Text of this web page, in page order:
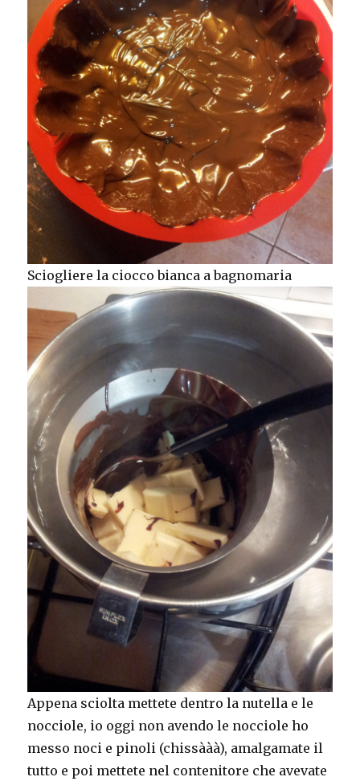
Sciogliere la ciocco bianca a bagnomaria
Appena sciolta mettete dentro la nutella e le
nocciole, io oggi non avendo le nocciole ho
messo noci e pinoli (chissààà), amalgamate il
tutto e poi mettete nel contenitore che avevate